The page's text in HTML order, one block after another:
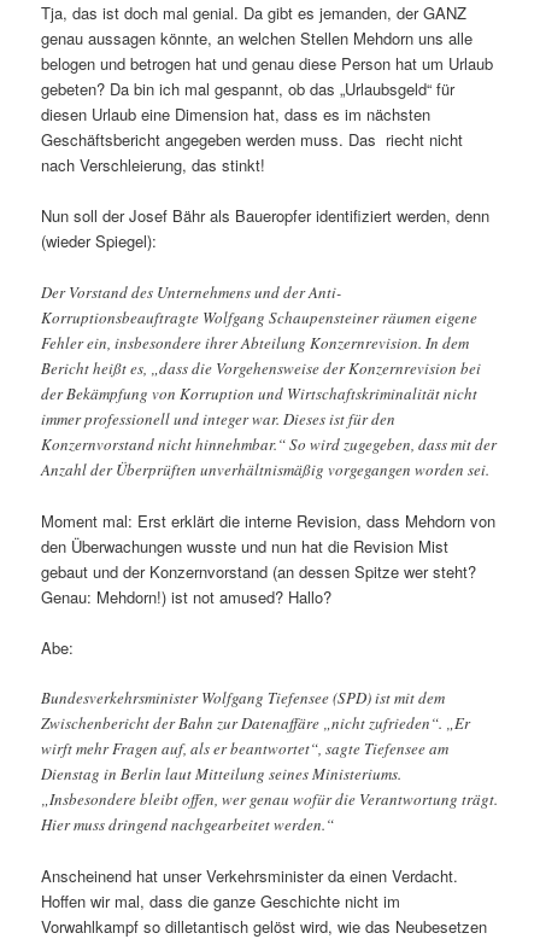
Tja, das ist doch mal genial. Da gibt es jemanden, der GANZ
genau aussagen könnte, an welchen Stellen Mehdorn uns alle
belogen und betrogen hat und genau diese Person hat um Urlaub
gebeten? Da bin ich mal gespannt, ob das „Urlaubsgeld“ für
diesen Urlaub eine Dimension hat, dass es im nächsten
Geschäftsbericht angegeben werden muss. Das riecht nicht
nach Verschleierung, das stinkt!
Nun soll der Josef Bähr als Baueropfer identifiziert werden, denn
(wieder Spiegel):
Der Vorstand des Unternehmens und der Anti-
Korruptionsbeauftragte Wolfgang Schaupensteiner räumen eigene
Fehler ein, insbesondere ihrer Abteilung Konzernrevision. In dem
Bericht heißt es, „dass die Vorgehensweise der Konzernrevision bei
der Bekämpfung von Korruption und Wirtschaftskriminalität nicht
immer professionell und integer war. Dieses ist für den
Konzernvorstand nicht hinnehmbar.“ So wird zugegeben, dass mit der
Anzahl der Überprüften unverhältnismäßig vorgegangen worden sei.
Moment mal: Erst erklärt die interne Revision, dass Mehdorn von
den Überwachungen wusste und nun hat die Revision Mist
gebaut und der Konzernvorstand (an dessen Spitze wer steht?
Genau: Mehdorn!) ist not amused? Hallo?
Abe:
Bundesverkehrsminister Wolfgang Tiefensee (SPD) ist mit dem
Zwischenbericht der Bahn zur Datenaffäre „nicht zufrieden“. „Er
wirft mehr Fragen auf, als er beantwortet“, sagte Tiefensee am
Dienstag in Berlin laut Mitteilung seines Ministeriums.
„Insbesondere bleibt offen, wer genau wofür die Verantwortung trägt.
Hier muss dringend nachgearbeitet werden.“
Anscheinend hat unser Verkehrsminister da einen Verdacht.
Hoffen wir mal, dass die ganze Geschichte nicht im
Vorwahlkampf so dilletantisch gelöst wird, wie das Neubesetzen